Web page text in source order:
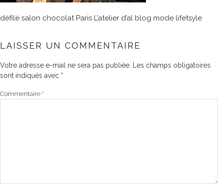
défilé salon chocolat Paris L’atelier d’al blog mode lifetsyle
LAISSER UN COMMENTAIRE
Votre adresse e-mail ne sera pas publiée.
Les champs obligatoires
sont indiqués avec *
Commentaire *